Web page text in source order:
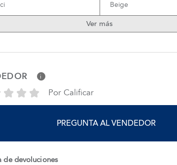
Beige
Ver más
i
Por Calificar
PREGUNTA AL VENDEDOR
de devoluciones